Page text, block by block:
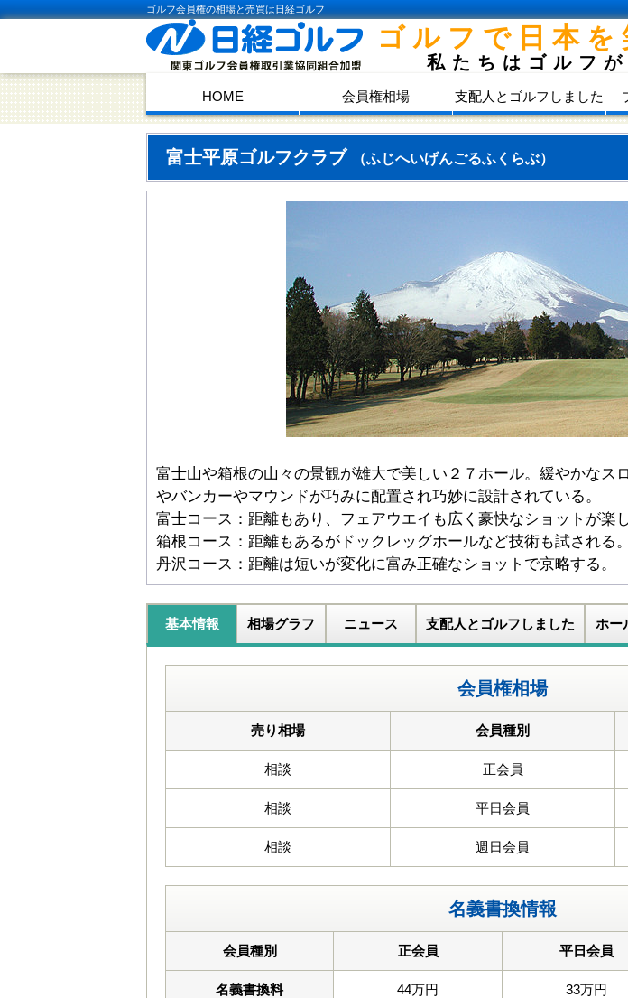
ゴルフ会員権の相場と売買は日経ゴルフ
ゴルフで日本を
私たちはゴルフ
HOME 会員権相場 支配人とゴルフしました
富士平原ゴルフクラブ （ふじへいげんごるふくらぶ）
富士山や箱根の山々の景観が雄大で美しい２７ホール。緩やかなス
やバンカーやマウンドが巧みに配置され巧妙に設計されている。
富士コース：距離もあり、フェアウエイも広く豪快なショットが楽し
箱根コース：距離もあるがドックレッグホールなど技術も試される。
丹沢コース：距離は短いが変化に富み正確なショットで京略する。
基本情報 相場グラフ ニュース 支配人とゴルフしました ホー
会員権相場
売り相場 会員種別
相談 正会員
相談 平日会員
相談 週日会員
名義書換情報
会員種別 正会員 平日会員
名義書換料 44万円 33万円